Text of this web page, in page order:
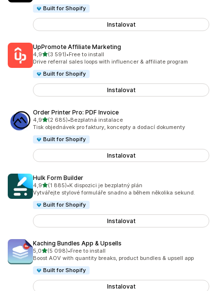
Built for Shopify
Instalovat
UpPromote Affiliate Marketing
4,9z 5 hvězd
(3 591)
Celkový počet recenzí: 3591
•Free to install
Drive referral sales loops with influencer & affiliate program
Built for Shopify
Instalovat
Order Printer Pro: PDF Invoice
4,9z 5 hvězd
(2 685)
Celkový počet recenzí: 2685
•Bezplatná instalace
Tisk objednávek pro faktury, koncepty a dodací dokumenty
Built for Shopify
Instalovat
Hulk Form Builder
4,9z 5 hvězd
(1 885)
Celkový počet recenzí: 1885
•K dispozici je bezplatný plán
Vytvářejte stylové formuláře snadno a během několika sekund.
Built for Shopify
Instalovat
Kaching Bundles App & Upsells
5,0z 5 hvězd
(5 098)
Celkový počet recenzí: 5098
•Free to install
Boost AOV with quantity breaks, product bundles & upsell app
Built for Shopify
Instalovat